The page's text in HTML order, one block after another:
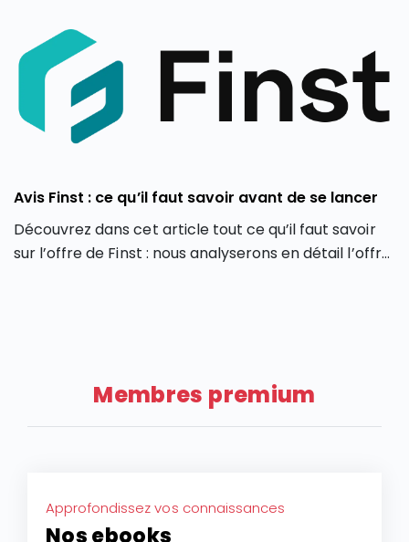
Avis Finst : ce qu’il faut savoir avant de se lancer
Découvrez dans cet article tout ce qu’il faut savoir
sur l’offre de Finst : nous analyserons en détail l’offre
Membres premium
Approfondissez vos connaissances
Nos ebooks